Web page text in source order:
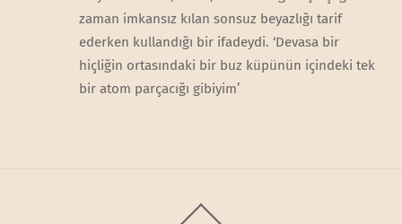
zaman imkansız kılan sonsuz beyazlığı tarif
ederken kullandığı bir ifadeydi. ‘Devasa bir
hiçliğin ortasındaki bir buz küpünün içindeki tek
bir atom parçacığı gibiyim’